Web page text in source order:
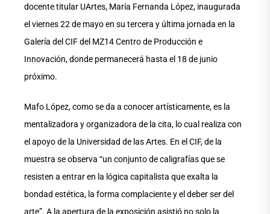
docente titular UArtes, María Fernanda López, inaugurada
el viernes 22 de mayo en su tercera y última jornada en la
Galería del CIF del MZ14 Centro de Producción e
Innovación, donde permanecerá hasta el 18 de junio
próximo.
Mafo López, como se da a conocer artísticamente, es la
mentalizadora y organizadora de la cita, lo cual realiza con
el apoyo de la Universidad de las Artes. En el CIF, de la
muestra se observa “un conjunto de caligrafías que se
resisten a entrar en la lógica capitalista que exalta la
bondad estética, la forma complaciente y el deber ser del
arte”. A la apertura de la exposición asistió no solo la